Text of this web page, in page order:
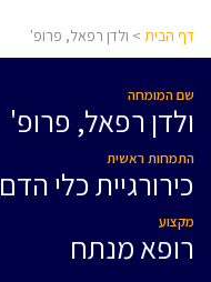
דף הבית > ולדן רפאל, פרופ'
שם המומחה
ולדן רפאל, פרופ'
התמחות ראשית
כירורגיית כלי הדם
מקצוע
רופא מנתח